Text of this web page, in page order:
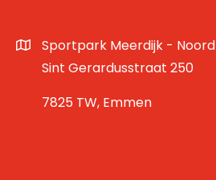
Sportpark Meerdijk - Noord
Sint Gerardusstraat 250
7825 TW, Emmen